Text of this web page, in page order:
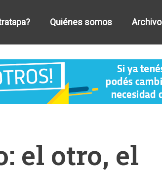
Quiénes somos Archivo
el otro, el